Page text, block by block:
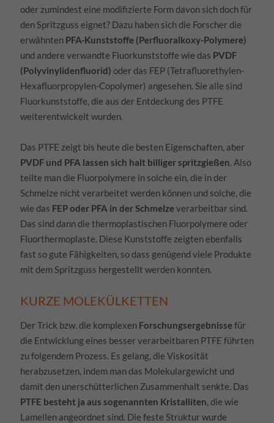
oder zumindest eine modifizierte Form davon sich doch für
den Spritzguss eignet? Dazu haben sich die Forscher die
erwähnten PFA-Kunststoffe (Perfluoralkoxy-Polymere)
und andere verwandte Fluorkunststoffe wie das PVDF
(Polyvinylidenfluorid) oder das FEP (Tetrafluorethylen-
Hexafluorpropylen-Copolymer) angesehen. Sie alle sind
Fluorkunststoffe, die aus der Entdeckung des PTFE
weiterentwickelt wurden.
Das PTFE zeigt bis heute die besten Eigenschaften, aber
PVDF und PFA lassen sich halt billiger spritzgießen. Also
teilte man die Fluorpolymere in solche ein, die in der
Schmelze nicht verarbeitet werden können und solche, die
wie das FEP oder PFA in der Schmelzeverarbeitbar sind.
Das sind dann die thermoplastischen Fluorpolymere oder
Fluorthermoplaste. Diese Kunststoffe zeigten ebenfalls
fast so gute Fähigkeiten, so dass genügend viele Produkte
mit dem Spritzguss hergestellt werden konnten.
KURZE MOLEKÜLKETTEN
Der Trick bzw. die komplexen Forschungsergebnissefür
die Entwicklung eines besser verarbeitbaren PTFE führten
zu folgendem Prozess. Es gelang, die Viskosität
herabzusetzen, indem man das Molekulargewicht und
damit den unerschütterlichen Zusammenhalt senkte. Das
PTFE besteht ja aus sogenannten Kristalliten, die wie
Lamellen angeordnet sind. Die feste Struktur wurde